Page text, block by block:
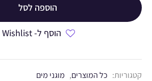
הוספה לסל
הוסף ל- Wishlist
קטגוריות: כל המוצרים, מוגני מים